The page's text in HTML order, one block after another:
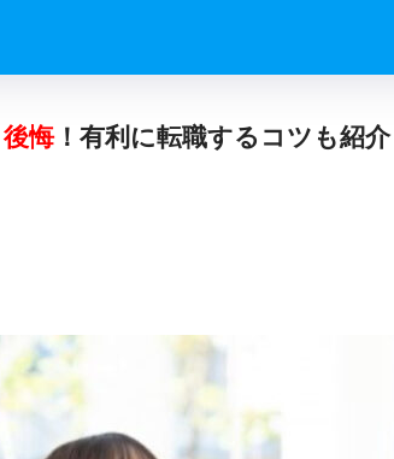
後悔！有利に転職するコツも紹介